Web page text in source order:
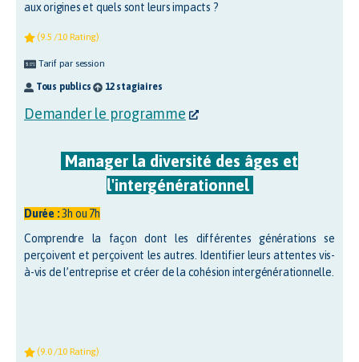
aux origines et quels sont leurs impacts ?
(9.5 /10 Rating)
Tarif par session
Tous publics 12 stagiaires
Demander le programme
Manager la diversité des âges et
l'intergénérationnel
Durée :3h ou 7h
Comprendre la façon dont les différentes générations se
perçoivent et perçoivent les autres. Identifier leurs attentes vis-
à-vis de l’entreprise et créer de la cohésion intergénérationnelle.
(9.0 /10 Rating)